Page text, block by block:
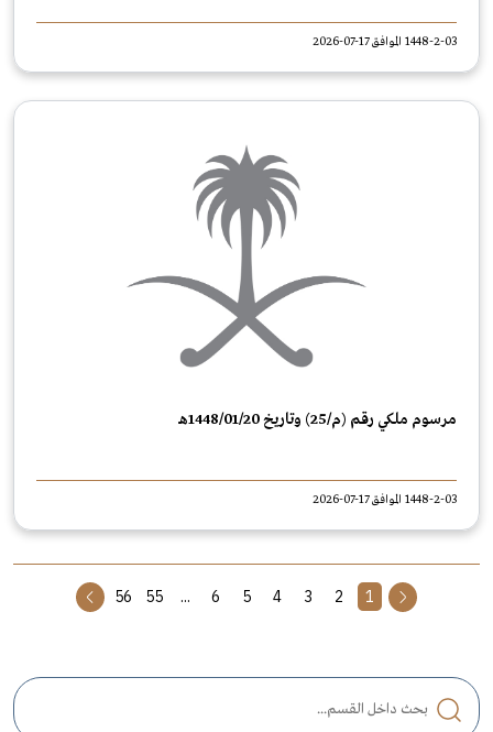
1448-2-03 الموافق 17-07-2026
مرسوم ملكي رقم (م/25) وتاريخ 1448/01/20هـ
1448-2-03 الموافق 17-07-2026
1
2
3
4
5
6
...
55
56